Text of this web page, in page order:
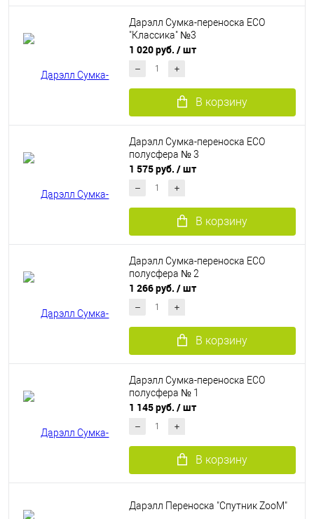
Дарэлл Сумка-переноска ЕСО
"Классика" №3
1 020 руб. / шт
В корзину
Дарэлл Сумка-переноска ЕСО
полусфера № 3
1 575 руб. / шт
В корзину
Дарэлл Сумка-переноска ЕСО
полусфера № 2
1 266 руб. / шт
В корзину
Дарэлл Сумка-переноска ЕСО
полусфера № 1
1 145 руб. / шт
В корзину
Дарэлл Переноска "Спутник ZooM"